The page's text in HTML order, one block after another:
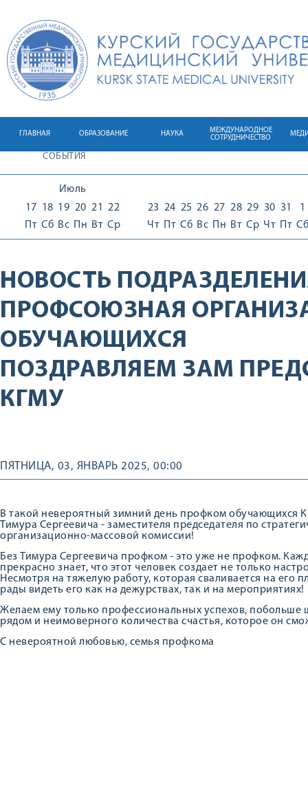
ГЛАВНАЯ ОБРАЗОВАНИЕ НАУКА
МЕЖДУНАРОДНОЕ
СОТРУДНИЧЕСТВО
СОБЫТИЯ
Июль
17
Пт
18
Сб
19
Вс
20
Пн
21
Вт
22
Ср
23
Чт
24
Пт
25
Сб
26
Вс
27
Пн
28
Вт
29
Ср
30
Чт
31
Пт
1
Сб
НОВОСТЬ
ПРОФСОЮЗНАЯ
ОБУЧАЮЩИХСЯ
ПОЗДРАВЛЯЕМ ЗАМ
КГМУ
ПЯТНИЦА, 03, ЯНВАРЬ 2025, 00:00
В такой невероятный зимний день профком обучающихся
Тимура Сергеевича - заместителя председателя по
организационно-массовой комиссии!
Без Тимура Сергеевича профком - это уже не профком.
прекрасно знает, что этот человек создает не только
Несмотря на тяжелую работу, которая сваливается на его
рады видеть его как на дежурствах, так и на мероприятиях!
Желаем ему только профессиональных успехов, побольше
рядом и неимоверного количества счастья, которое он
С невероятной любовью, семья профкома